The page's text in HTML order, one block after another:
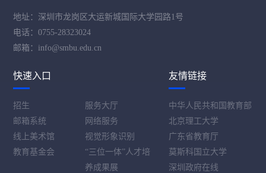
地址：深圳市龙岗区大运新城国际大学园路1号
电话：0755-28323024
邮箱：info@smbu.edu.cn
快速入口
招生
服务大厅
邮箱系统
网络服务
线上美术馆
视觉形象识别
教育基金会
“三位一体”人才培
养成果展
友情链接
中华人民共和国教育部
北京理工大学
广东省教育厅
莫斯科国立大学
深圳政府在线